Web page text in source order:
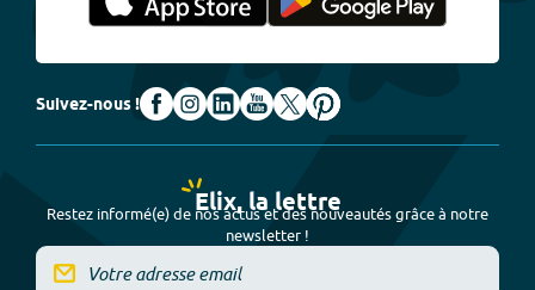
Suivez-nous !
Elix, la lettre
Restez informé(e) de nos actus et des nouveautés grâce à notre
newsletter !